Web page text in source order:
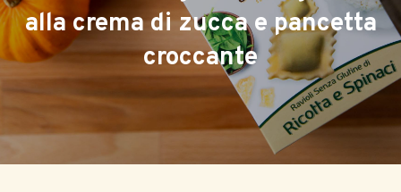
alla crema di zucca e pancetta
croccante